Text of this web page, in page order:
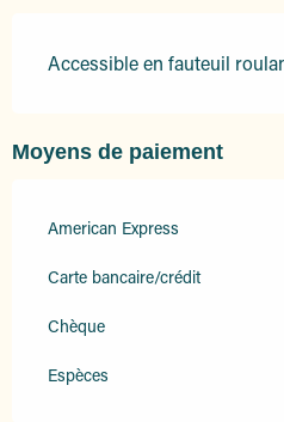
Accessible en fauteuil
Moyens de paiement
American Express
Carte bancaire/crédit
Chèque
Espèces